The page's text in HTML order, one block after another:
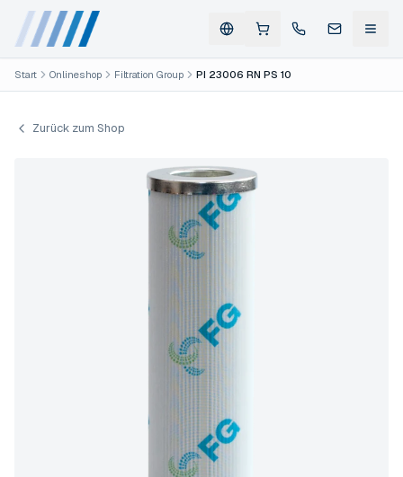
Start Onlineshop Filtration Group PI 23006 RN PS 10
Zurück zum Shop